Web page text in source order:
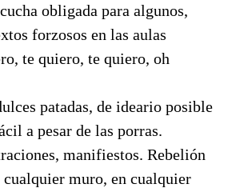
obligada para algunos,
forzosos en las aulas
te quiero, te quiero, oh
patadas, de ideario posible
a pesar de las porras.
manifiestos. Rebelión
cualquier muro, en cualquier